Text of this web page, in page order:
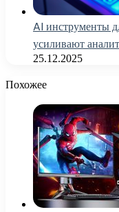
AI инструменты
усиливают
25.12.2025
Похожее